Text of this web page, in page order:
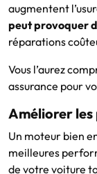
augmentent
peut provoquer
réparations
Vous l’aurez
assurance pour
Améliorer les
Un moteur bien
meilleures
de votre voiture